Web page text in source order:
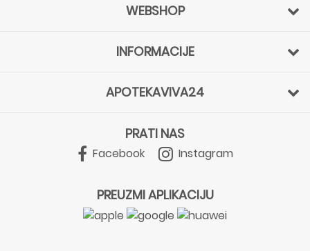
WEBSHOP
INFORMACIJE
APOTEKAVIVA24
PRATI NAS
Facebook Instagram
PREUZMI APLIKACIJU